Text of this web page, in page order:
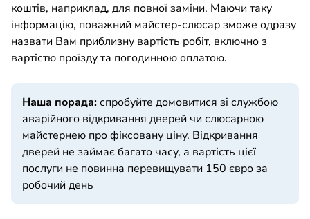
коштів, наприклад, для повної заміни. Маючи таку
інформацію, поважний майстер-слюсар зможе одразу
назвати Вам приблизну вартість робіт, включно з
вартістю проїзду та погодинною оплатою.
Наша порада:спробуйте домовитися зі службою
аварійного відкривання дверей чи слюсарною
майстернею про фіксовану ціну. Відкривання
дверей не займає багато часу, а вартість цієї
послуги не повинна перевищувати 150 євро за
робочий день